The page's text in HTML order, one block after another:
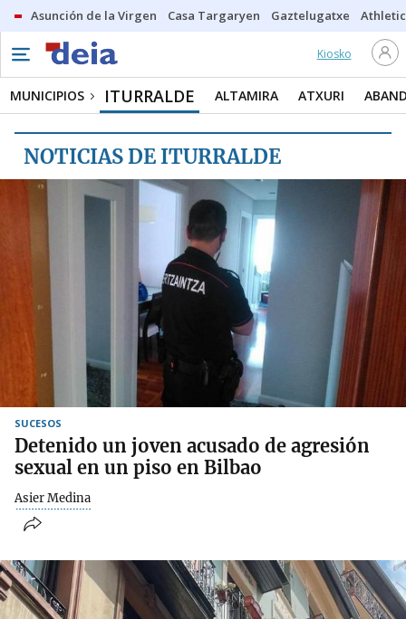
Asunción de la Virgen Casa Targaryen Gaztelugatxe Athletic
Kiosko
MUNICIPIOS ITURRALDE ALTAMIRA ATXURI
NOTICIAS DE ITURRALDE
SUCESOS
Detenido un joven acusado de agresión
sexual en un piso en Bilbao
Asier Medina
MUNICIPIOS
ITURRALDE
ATXURI
ABANDO
ARABELLA